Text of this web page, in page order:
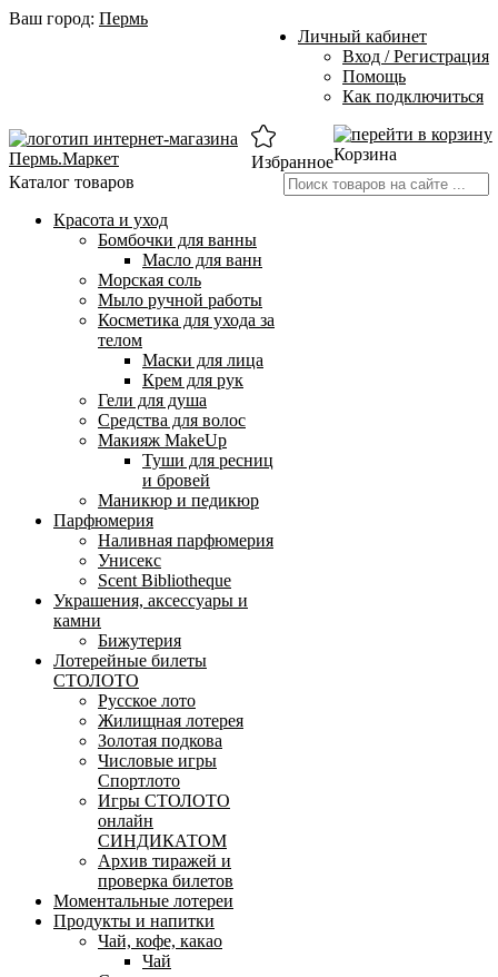
Ваш город: Пермь
Личный кабинет
Вход / Регистрация
Помощь
Как подключиться
ИзбранноеКорзина
Каталог товаров
Красота и уход
Бомбочки для ванны
Масло для ванн
Морская соль
Мыло ручной работы
Косметика для ухода за
телом
Маски для лица
Крем для рук
Гели для душа
Средства для волос
Макияж MakeUp
Туши для ресниц
и бровей
Маникюр и педикюр
Парфюмерия
Наливная парфюмерия
Унисекс
Scent Bibliotheque
Украшения, аксессуары и
камни
Бижутерия
Лотерейные билеты
СТОЛОТО
Русское лото
Жилищная лотерея
Золотая подкова
Числовые игры
Спортлото
Игры СТОЛОТО
онлайн
СИНДИКАТОМ
Архив тиражей и
проверка билетов
Моментальные лотереи
Продукты и напитки
Чай, кофе, какао
Чай